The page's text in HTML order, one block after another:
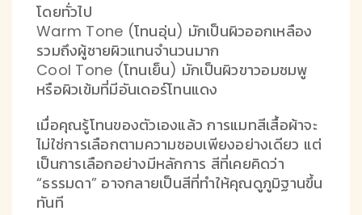
โดยทั่วไป
Warm Tone (โทนอุ่น) มักเป็นผิวออกเหลือง
รวมถึงผู้ชายผิวแทนจำนวนมาก
Cool Tone (โทนเย็น) มักเป็นผิวขาวอมชมพู
หรือผิวเข้มที่มีอันเดอร์โทนแดง
เมื่อคุณรู้โทนของตัวเองแล้ว การแมทสีเสื้อผ้าจะ
ไม่ใช่การเลือกตามความชอบเพียงอย่างเดียว แต่
เป็นการเลือกอย่างมีหลักการ สีที่เคยคิดว่า
“ธรรมดา” อาจกลายเป็นสีที่ทำให้คุณดูภูมิฐานขึ้น
ทันที